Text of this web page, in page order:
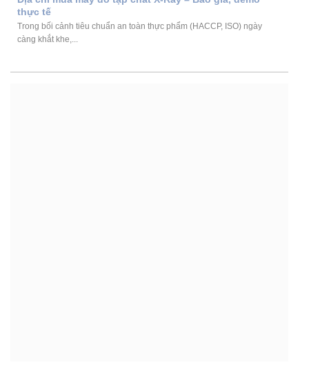
thực tế
Trong bối cảnh tiêu chuẩn an toàn thực phẩm (HACCP, ISO) ngày
càng khắt khe,...